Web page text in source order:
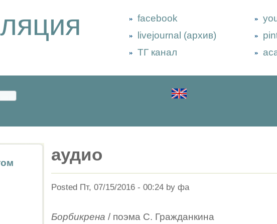
facebook
livejournal (архив)
ТГ канал
аудио
Posted Пт, 07/15/2016 - 00:24 by фа
Борбикрена / поэма С. Гражданкина